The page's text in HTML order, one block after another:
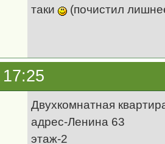
таки
(почистил
Двухкомнатная
адрес-Ленина 63
этаж-2